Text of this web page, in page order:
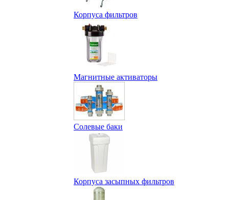
Корпуса фильтров
Магнитные активаторы
Солевые баки
Корпуса засыпных фильтров